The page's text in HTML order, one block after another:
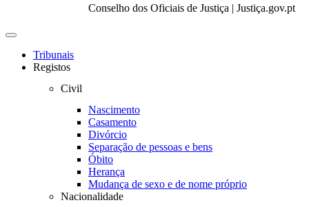
Conselho dos Oficiais de Justiça | Justiça.gov.pt
Toggle
navigationTribunais
Registos
Civil
Nascimento
Casamento
Divórcio
Separação de pessoas e bens
Óbito
Herança
Mudança de sexo e de nome próprio
Nacionalidade